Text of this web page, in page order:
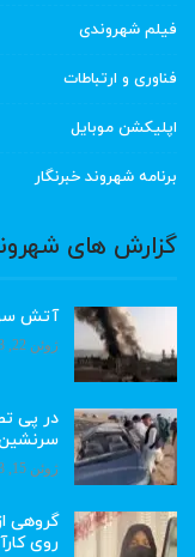
فیلم شهروندی
فناوری و ارتباطات
اپلیکشن موبایل
برنامه شهروند خبرنگار
گزارش های
آتش
ژوئن 22, 2023
در پی
ژوئن 15, 2023
گروهی
روی